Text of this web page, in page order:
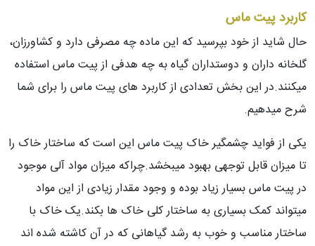
کاربرد پیت ماس
حال شاید از خود بپرسید که این ماده چه مصرفی دارد و کشاورزان،
گلخانه داران و دوستداران گیاه به چه هدفی از پیت ماس استفاده
میکنند.در این بخش تعدادی از کاربرد های پیت ماس را برای شما
شرح میدهیم.
یکی از فواید چشمگیر خاک پیت ماس این است که ساختار خاک را
تا میزان قابل توجهی بهبود میبخشد.چراکه میزان مواد آلی موجود
در پیت ماس بسیار زیاد بوده و وجود مقدار زیادی از این مواد
میتواند کمک بسیاری به ساختار کلی خاک ها بکند.یک خاک با
ساختار مناسب و خوب به رشد گیاهانی که در آن کاشته شده اند